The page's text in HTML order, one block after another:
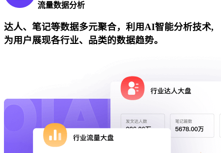
流量数据分析
达人、笔记等数据多元聚合，利用AI智能分析技术,
为用户展现各行业、品类的数据趋势。